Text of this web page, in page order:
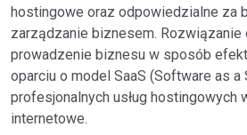
hostingowe oraz odpowiedzialne za
zarządzanie biznesem.
prowadzenie biznesu w sposób
oparciu o model SaaS (Software as
profesjonalnych usług
internetowe.